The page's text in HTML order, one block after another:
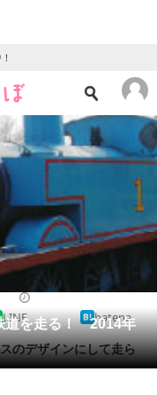
児
道を走る！ 2014年
LINE hatena
のデザインにして走ら